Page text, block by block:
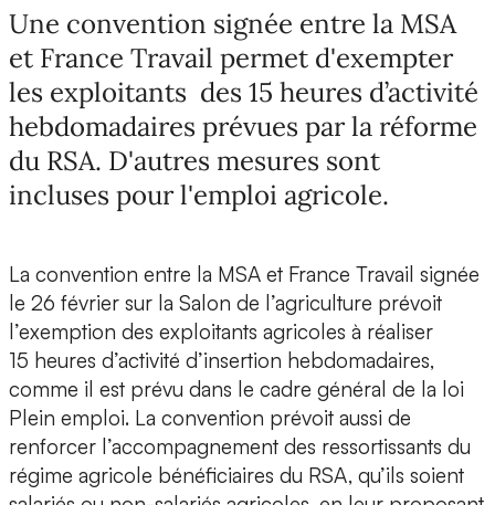
Une convention signée entre la MSA
et France Travail permet d'exempter
les exploitants des 15 heures d’activité
hebdomadaires prévues par la réforme
du RSA. D'autres mesures sont
incluses pour l'emploi agricole.
La convention entre la MSA et France Travail signée
le 26 février sur la Salon de l’agriculture prévoit
l’exemption des exploitants agricoles à réaliser
15 heures d’activité d’insertion hebdomadaires,
comme il est prévu dans le cadre général de la loi
Plein emploi. La convention prévoit aussi de
renforcer l’accompagnement des ressortissants du
régime agricole bénéficiaires du RSA, qu’ils soient